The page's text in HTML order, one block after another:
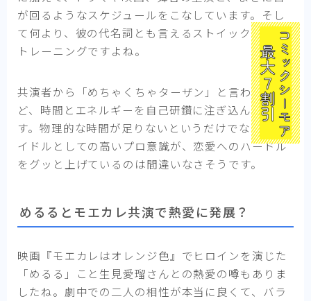
が回るようなスケジュールをこなしています。そし
て何より、彼の代名詞とも言えるストイックな筋力
トレーニングですよね。
共演者から「めちゃくちゃターザン」と言われるほ
ど、時間とエネルギーを自己研鑽に注ぎ込んでいま
す。物理的な時間が足りないというだけでなく、ア
イドルとしての高いプロ意識が、恋愛へのハードル
をグッと上げているのは間違いなさそうです。
めるるとモエカレ共演で熱愛に発展？
映画『モエカレはオレンジ色』でヒロインを演じた
「めるる」こと生見愛瑠さんとの熱愛の噂もありま
したね。劇中での二人の相性が本当に良くて、バラ